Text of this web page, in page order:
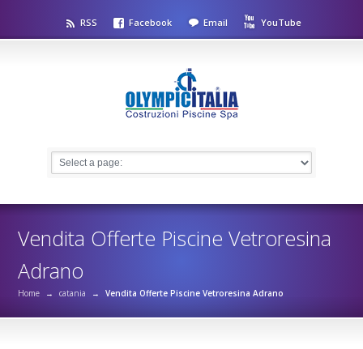
RSS Facebook Email YouTube
Vendita Offerte Piscine Vetroresina
Adrano
Home → catania → Vendita Offerte Piscine Vetroresina Adrano